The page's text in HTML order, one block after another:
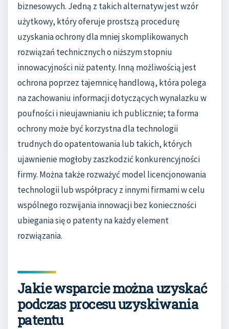
biznesowych. Jedną z takich alternatyw jest wzór
użytkowy, który oferuje prostszą procedurę
uzyskania ochrony dla mniej skomplikowanych
rozwiązań technicznych o niższym stopniu
innowacyjności niż patenty. Inną możliwością jest
ochrona poprzez tajemnicę handlową, która polega
na zachowaniu informacji dotyczących wynalazku w
poufności i nieujawnianiu ich publicznie; ta forma
ochrony może być korzystna dla technologii
trudnych do opatentowania lub takich, których
ujawnienie mogłoby zaszkodzić konkurencyjności
firmy. Można także rozważyć model licencjonowania
technologii lub współpracy z innymi firmami w celu
wspólnego rozwijania innowacji bez konieczności
ubiegania się o patenty na każdy element
rozwiązania.
Jakie wsparcie można uzyskać
podczas procesu uzyskiwania
patentu